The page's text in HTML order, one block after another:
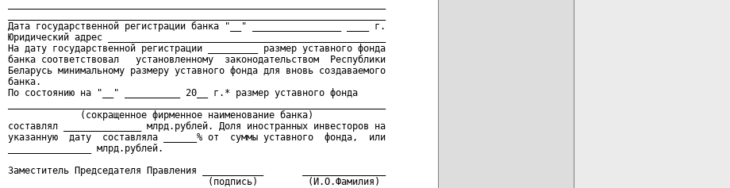
Дата государственной регистрации банка "__" ________________ ____ г.
Юридический адрес __________________________________________________
На дату государственной регистрации _________ размер уставного фонда
банка соответствовал   установленному  законодательством  Республики
Беларусь минимальному размеру уставного фонда для вновь создаваемого
банка.
По состоянию на "__" __________ 20__ г.* размер уставного фонда
             (сокращенное фирменное наименование банка)
составлял ______________ млрд.рублей. Доля иностранных инвесторов на
указанную  дату  составляла ______% от  суммы уставного  фонда,  или
_______________ млрд.рублей.
Заместитель Председателя Правления ___________       _______________
                                    (подпись)         (И.О.Фамилия)